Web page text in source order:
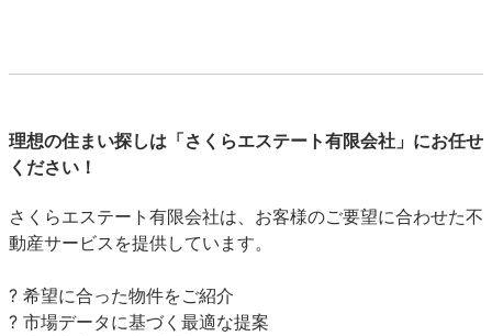
理想の住まい探しは「さくらエステート有限会社」にお任せ
ください！
さくらエステート有限会社は、お客様のご要望に合わせた不
動産サービスを提供しています。
? 希望に合った物件をご紹介
? 市場データに基づく最適な提案